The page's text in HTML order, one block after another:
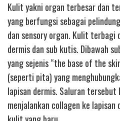
Kulit yakni organ terbesar dan
yang berfungsi sebagai
dan sensory organ. Kulit terbagi
dermis dan sub kutis. Dibawah
yang sejenis “the base of the
(seperti pita) yang
lapisan dermis. Saluran
menjalankan collagen ke